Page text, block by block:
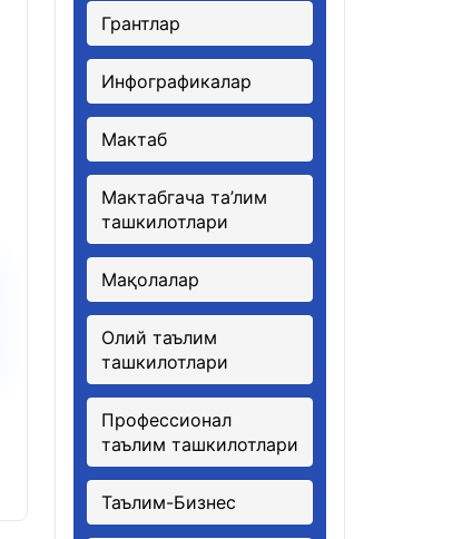
Грантлар
Инфографикалар
Мактаб
Мактабгача та’лим
ташкилотлари
Мақолалар
Олий таълим
ташкилотлари
Профессионал
таълим ташкилотлари
Таълим-Бизнес